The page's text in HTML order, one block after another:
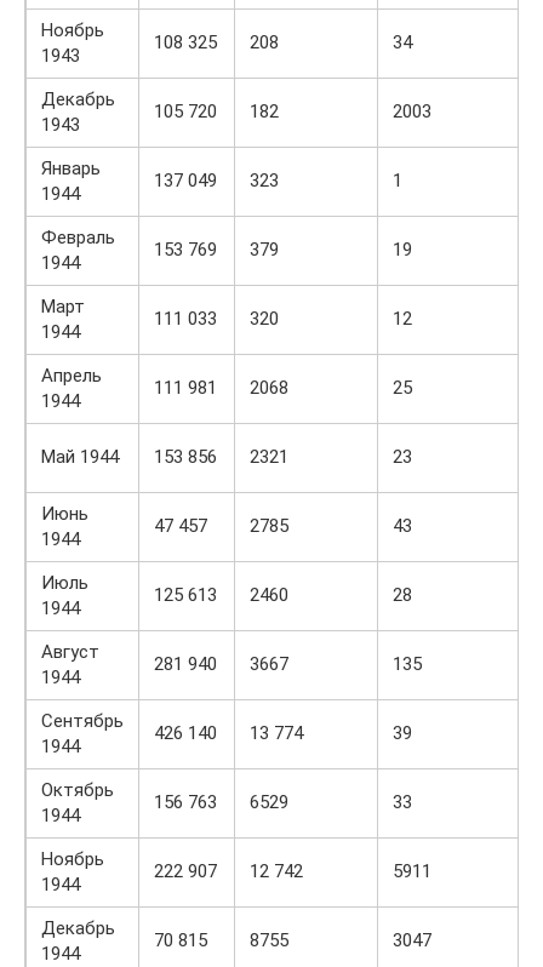
Ноябрь
1943
108 325 208 34
Декабрь
1943
105 720 182 2003
Январь
1944
137 049 323 1
Февраль
1944
153 769 379 19
Март
1944
111 033 320 12
Апрель
1944
111 981 2068 25
Май 1944 153 856 2321 23
Июнь
1944
47 457 2785 43
Июль
1944
125 613 2460 28
Август
1944
281 940 3667 135
Сентябрь
1944
426 140 13 774 39
Октябрь
1944
156 763 6529 33
Ноябрь
1944
222 907 12 742 5911
Декабрь
1944
70 815 8755 3047